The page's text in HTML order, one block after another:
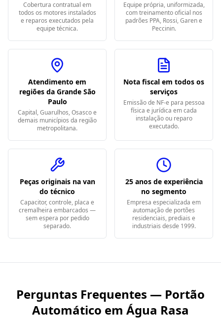
Cobertura contratual em
todos os motores instalados
e reparos executados pela
equipe técnica.
Equipe própria, uniformizada,
com treinamento oficial nos
padrões PPA, Rossi, Garen e
Peccinin.
Atendimento em
regiões da Grande São
Paulo
Capital, Guarulhos, Osasco e
demais municípios da região
metropolitana.
Nota fiscal em todos os
serviços
Emissão de NF-e para pessoa
física e jurídica em cada
instalação ou reparo
executado.
Peças originais na van
do técnico
Capacitor, controle, placa e
cremalheira embarcados —
sem espera por pedido
separado.
25 anos de experiência
no segmento
Empresa especializada em
automação de portões
residenciais, prediais e
industriais desde 1999.
Perguntas Frequentes — Portão
Automático em Água Rasa